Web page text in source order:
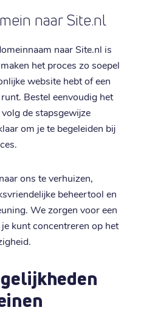
naar Site.nl
naar Site.nl is
het proces zo soepel
website hebt of een
Bestel eenvoudig het
de stapsgewijze
om je te begeleiden bij
ons te verhuizen,
beheertool en
We zorgen voor een
kunt concentreren op het